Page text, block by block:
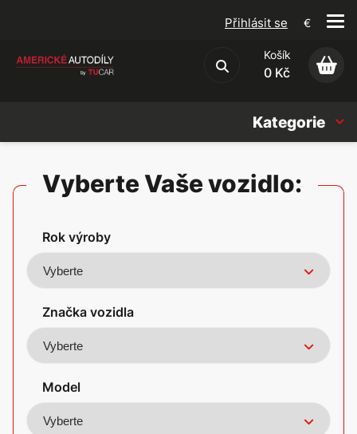
Obchodní podmínky
Přihlásit se €
Košík
0 Kč
Kategorie
Americké vozy
Vyberte Vaše vozidlo:
Rok výroby
Značka vozidla
Model